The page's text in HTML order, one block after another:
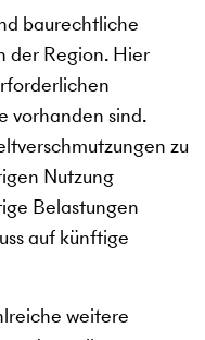
baurechtliche
der Region. Hier
vorhanden sind.
zu
Nutzung
Belastungen
auf künftige
weitere